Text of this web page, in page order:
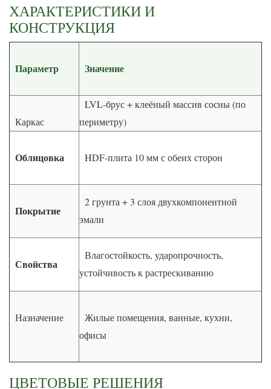
ХАРАКТЕРИСТИКИ И
КОНСТРУКЦИЯ
Параметр Значение
Каркас
LVL-брус + клеёный массив сосны (по
периметру)
Облицовка HDF-плита 10 мм с обеих сторон
Покрытие
2 грунта + 3 слоя двухкомпонентной
эмали
Свойства
Влагостойкость, ударопрочность,
устойчивость к растрескиванию
Назначение
Жилые помещения, ванные, кухни,
офисы
ЦВЕТОВЫЕ РЕШЕНИЯ